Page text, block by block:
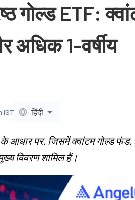
गोल्ड ETF:
अधिक 1-वर्षीय
IST हिंदी
के आधार पर, जिसमें क्वांटम गोल्ड फंड,
विवरण शामिल हैं।